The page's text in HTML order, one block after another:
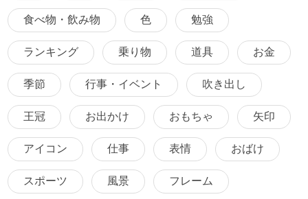
食べ物・飲み物 色 勉強
ランキング 乗り物 道具 お金
季節 行事・イベント 吹き出し
王冠 お出かけ おもちゃ 矢印
アイコン 仕事 表情 おばけ
スポーツ 風景 フレーム